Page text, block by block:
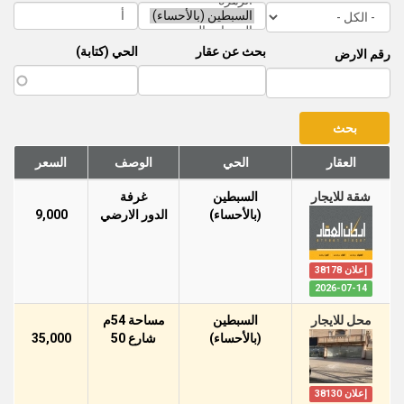
رقم الارض بحث عن عقار الحي (كتابة)
العقار الحي الوصف السعر
شقة للايجار
إعلان 38178
2026-07-14
السبطين
(بالأحساء)
غرفة
الدور اﻻرضي
9,000
محل للايجار
إعلان 38130
السبطين
(بالأحساء)
مساحة 54م
شارع 50
35,000